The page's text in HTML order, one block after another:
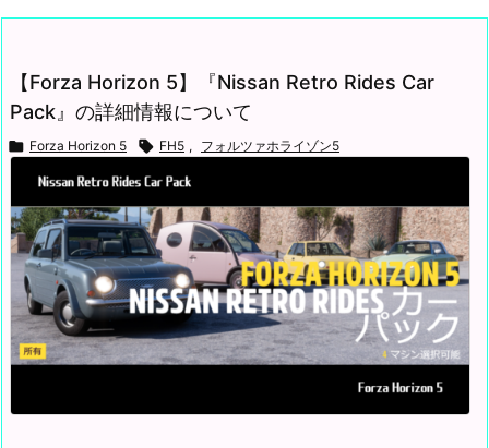
【Forza Horizon 5】『Nissan Retro Rides Car
Pack』の詳細情報について
 Forza Horizon 5  FH5 , フォルツァホライゾン5